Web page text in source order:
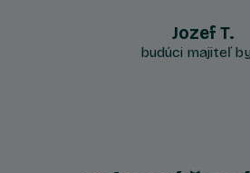
Jozef T.
budúci majiteľ